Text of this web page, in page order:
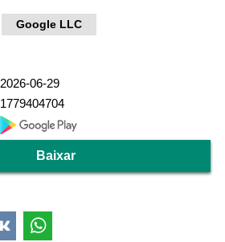
Google LLC
2026-06-29
1779404704
Baixar